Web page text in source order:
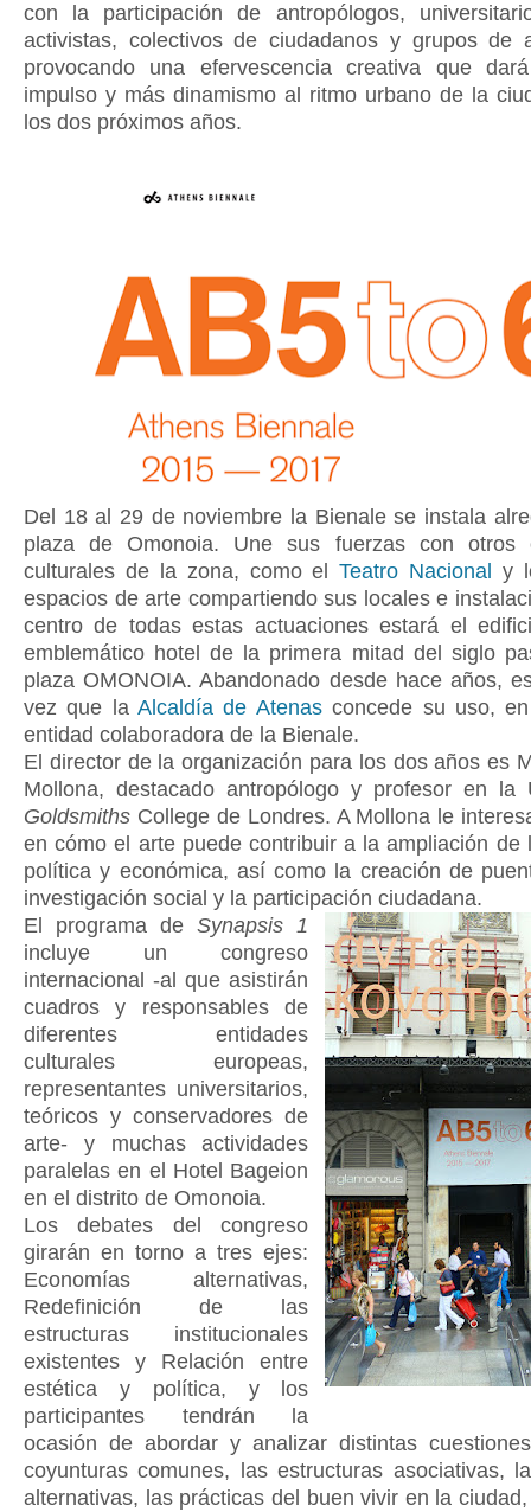
con la participación de antropólogos,
activistas, colectivos de ciudadanos y grupos de
provocando una efervescencia creativa que
impulso y más dinamismo al ritmo urbano de la
los dos próximos años.
Del 18 al 29 de noviembre la Bienale se instala
plaza de Omonoia. Une sus fuerzas con otros
culturales de la zona, como elTeatro Nacional
y
espacios de arte compartiendo sus locales e
centro de todas estas actuaciones estará el
emblemático hotel de la primera mitad del siglo
plaza OMONOIA. Abandonado desde hace años,
vez que laAlcaldía de Atenasconcede su uso,
entidad colaboradora de la Bienale.
El director de la organización para los dos años es
Mollona, destacado antropólogo y profesor en la
Goldsmiths College de Londres. A Mollona le
en cómo el arte puede contribuir a la ampliación de
política y económica, así como la creación de
investigación social y la participación ciudadana.
El programa deSynapsis 1
incluye un congreso
internacional -al que asistirán
cuadros y responsables de
diferentes entidades
culturales europeas,
representantes universitarios,
teóricos y conservadores de
arte- y muchas actividades
paralelas en el Hotel Bageion
en el distrito de Omonoia.
Los debates del congreso
girarán en torno a tres ejes:
Economías alternativas,
Redefinición de las
estructuras institucionales
existentes y Relación entre
estética y política, y los
participantes tendrán la
ocasión de abordar y analizar distintas
coyunturas comunes, las estructuras asociativas,
alternativas, las prácticas del buen vivir en la